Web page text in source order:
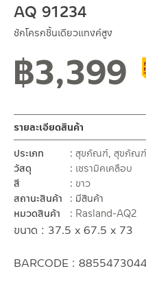
AQ 91234
ชักโครกชิ้นเดียวแทงค์สูง
฿3,399
รายละเอียดสินค้า
ประเภท
สุขภัณฑ์, สุขภัณ
วัสดุ
เซรามิคเคลือบ
สี
ขาว
สถานะสินค้า
มีสินค้า
หมวดสินค้า
Rasland-AQ2
ขนาด : 37.5 x 67.5 x 73
BARCODE :